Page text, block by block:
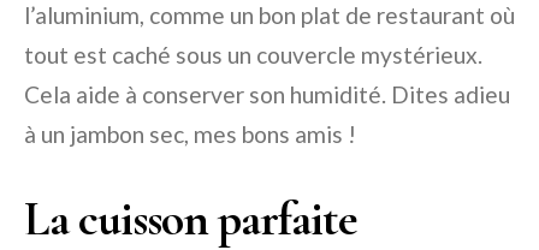
l’aluminium, comme un bon plat de restaurant où
tout est caché sous un couvercle mystérieux.
Cela aide à conserver son humidité. Dites adieu
à un jambon sec, mes bons amis !
La cuisson parfaite